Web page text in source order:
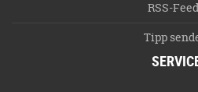
RSS-
Tipp